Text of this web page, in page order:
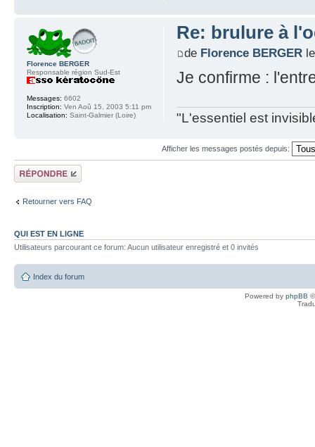
Re: brulure à
de Florence BERGERle
Je confirme :
"L'essentiel est
Florence BERGER
Responsable région Sud-Est
Messages: 6602
Inscription: Ven Aoû 15, 2003 5:11 pm
Localisation: Saint-Galmier (Loire)
Afficher les messages postés depuis:
Répondre
Retourner vers FAQ
QUI EST EN LIGNE
Utilisateurs parcourant ce forum: Aucun utilisateur enregistré et 0 invités
Index du forum
Powered by phpBB